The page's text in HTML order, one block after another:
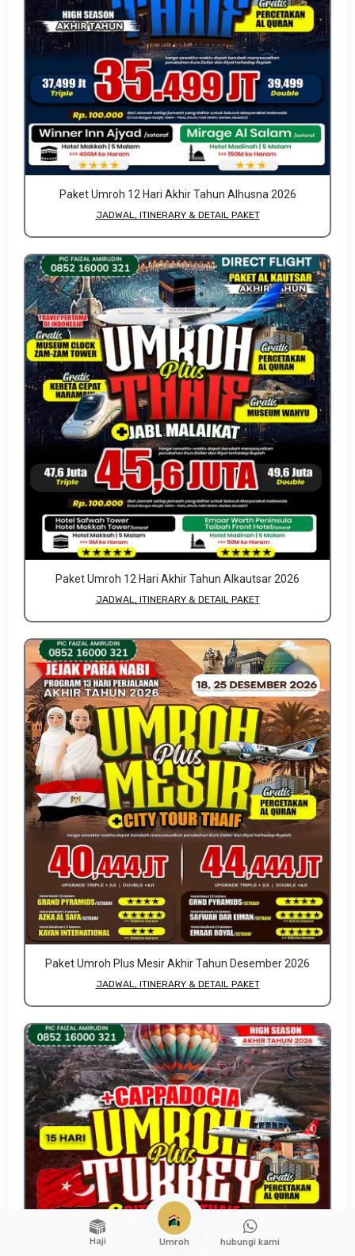
Paket Umroh 12 Hari Akhir Tahun Alhusna 2026
JADWAL, ITINERARY & DETAIL PAKET
Paket Umroh 12 Hari Akhir Tahun Alkautsar 2026
JADWAL, ITINERARY & DETAIL PAKET
Paket Umroh Plus Mesir Akhir Tahun Desember 2026
JADWAL, ITINERARY & DETAIL PAKET
Haji Umroh hubungi kami